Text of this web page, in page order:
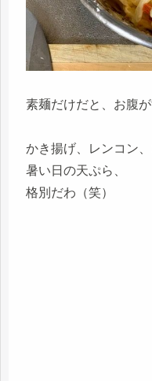
素麺だけだと、お腹が
かき揚げ、レンコン
暑い日の天ぷら、
格別だわ（笑）